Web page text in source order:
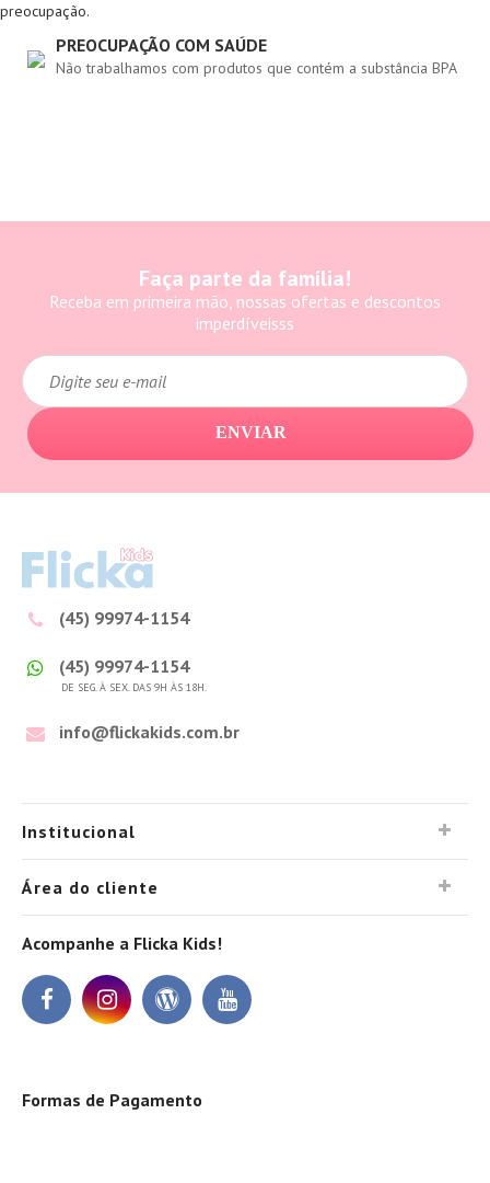
preocupação.
PREOCUPAÇÃO COM SAÚDE
Não trabalhamos com produtos que contém a substância BPA
Faça parte da família!
Receba em primeira mão, nossas ofertas e descontos
imperdíveisss
ENVIAR
(45) 99974-1154
(45) 99974-1154
DE SEG. À SEX. DAS 9H ÀS 18H.
info@flickakids.com.br
Institucional
Área do cliente
Acompanhe a Flicka Kids!
Formas de Pagamento